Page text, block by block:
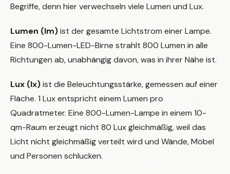
Begriffe, denn hier verwechseln viele Lumen und Lux.
Lumen (lm)ist der gesamte Lichtstrom einer Lampe.
Eine 800-Lumen-LED-Birne strahlt 800 Lumen in alle
Richtungen ab, unabhängig davon, was in ihrer Nähe ist.
Lux (lx)ist die Beleuchtungsstärke, gemessen auf einer
Fläche. 1 Lux entspricht einem Lumen pro
Quadratmeter. Eine 800-Lumen-Lampe in einem 10-
qm-Raum erzeugt nicht 80 Lux gleichmäßig, weil das
Licht nicht gleichmäßig verteilt wird und Wände, Möbel
und Personen schlucken.